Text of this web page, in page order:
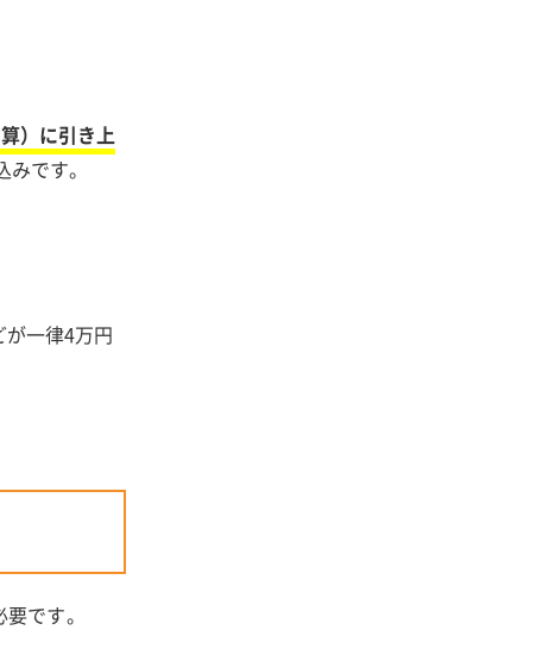
）に引き上
です。
一律4万円
です。